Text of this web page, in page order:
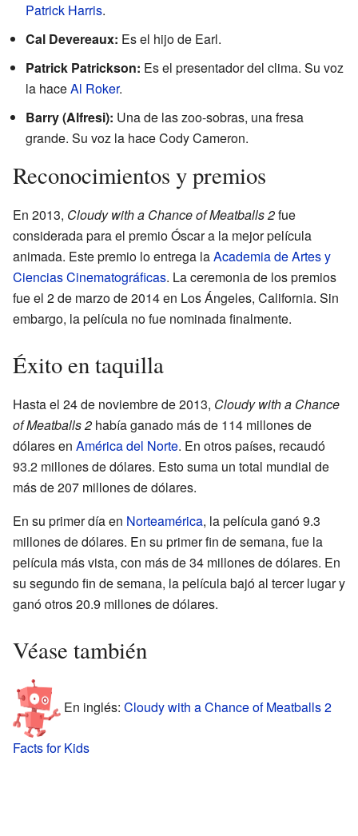
Patrick Harris.
Cal Devereaux: Es el hijo de Earl.
Patrick Patrickson: Es el presentador del clima. Su voz
la haceAl Roker.
Barry (Alfresi): Una de las zoo-sobras, una fresa
grande. Su voz la hace Cody Cameron.
Reconocimientos y premios
En 2013, Cloudy with a Chance of Meatballs 2fue
considerada para el premio Óscar a la mejor película
animada. Este premio lo entrega laAcademia de Artes y
Ciencias Cinematográficas. La ceremonia de los premios
fue el 2 de marzo de 2014 en Los Ángeles, California. Sin
embargo, la película no fue nominada finalmente.
Éxito en taquilla
Hasta el 24 de noviembre de 2013, Cloudy with a Chance
of Meatballs 2 había ganado más de 114 millones de
dólares en América del Norte. En otros países, recaudó
93.2 millones de dólares. Esto suma un total mundial de
más de 207 millones de dólares.
En su primer día en Norteamérica, la película ganó 9.3
millones de dólares. En su primer fin de semana, fue la
película más vista, con más de 34 millones de dólares. En
su segundo fin de semana, la película bajó al tercer lugar y
ganó otros 20.9 millones de dólares.
Véase también
En inglés: Cloudy with a Chance of Meatballs 2
Facts for Kids